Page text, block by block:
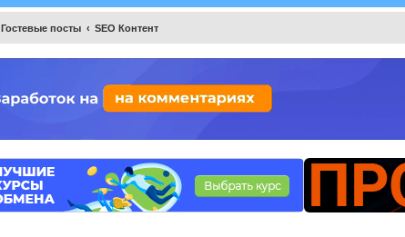
Гостевые посты SEO Контент